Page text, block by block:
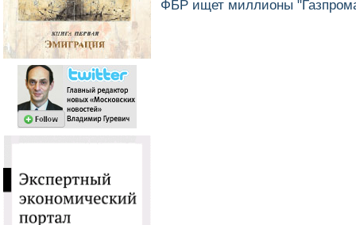
ФБР ищет миллионы